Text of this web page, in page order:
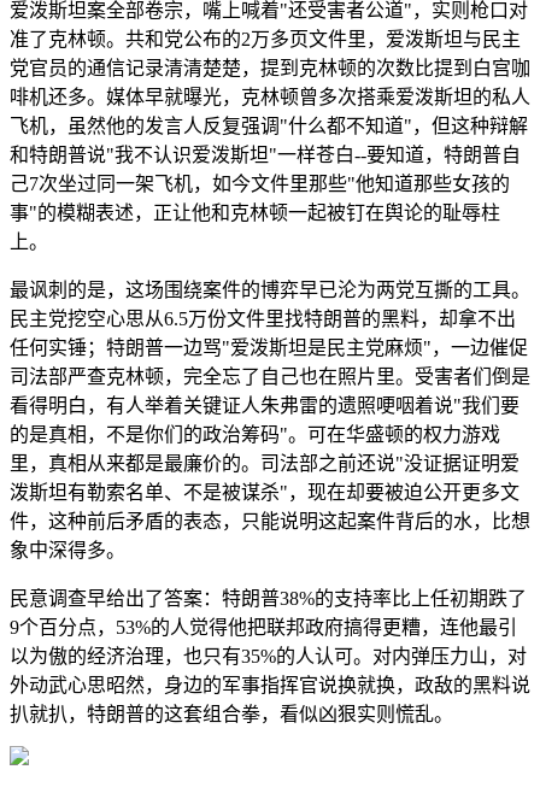
爱泼斯坦案全部卷宗，嘴上喊着"还受害者公道"，实则枪口对
准了克林顿。共和党公布的2万多页文件里，爱泼斯坦与民主
党官员的通信记录清清楚楚，提到克林顿的次数比提到白宫咖
啡机还多。媒体早就曝光，克林顿曾多次搭乘爱泼斯坦的私人
飞机，虽然他的发言人反复强调"什么都不知道"，但这种辩解
和特朗普说"我不认识爱泼斯坦"一样苍白--要知道，特朗普自
己7次坐过同一架飞机，如今文件里那些"他知道那些女孩的
事"的模糊表述，正让他和克林顿一起被钉在舆论的耻辱柱
上。
最讽刺的是，这场围绕案件的博弈早已沦为两党互撕的工具。
民主党挖空心思从6.5万份文件里找特朗普的黑料，却拿不出
任何实锤；特朗普一边骂"爱泼斯坦是民主党麻烦"，一边催促
司法部严查克林顿，完全忘了自己也在照片里。受害者们倒是
看得明白，有人举着关键证人朱弗雷的遗照哽咽着说"我们要
的是真相，不是你们的政治筹码"。可在华盛顿的权力游戏
里，真相从来都是最廉价的。司法部之前还说"没证据证明爱
泼斯坦有勒索名单、不是被谋杀"，现在却要被迫公开更多文
件，这种前后矛盾的表态，只能说明这起案件背后的水，比想
象中深得多。
民意调查早给出了答案：特朗普38%的支持率比上任初期跌了
9个百分点，53%的人觉得他把联邦政府搞得更糟，连他最引
以为傲的经济治理，也只有35%的人认可。对内弹压力山，对
外动武心思昭然，身边的军事指挥官说换就换，政敌的黑料说
扒就扒，特朗普的这套组合拳，看似凶狠实则慌乱。